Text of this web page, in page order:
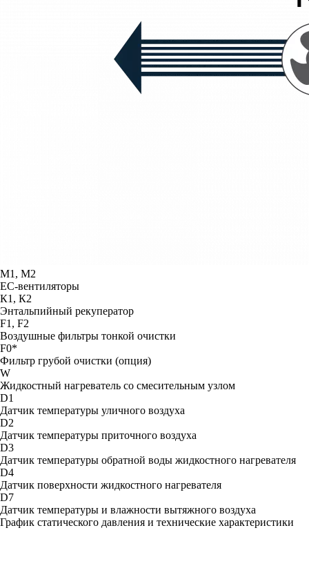
М1, М2
ЕС-вентиляторы
К1, К2
Энтальпийный рекуператор
F1, F2
Воздушные фильтры тонкой очистки
F0*
Фильтр грубой очистки (опция)
W
Жидкостный нагреватель со смесительным узлом
D1
Датчик температуры уличного воздуха
D2
Датчик температуры приточного воздуха
D3
Датчик температуры обратной воды жидкостного нагревателя
D4
Датчик поверхности жидкостного нагревателя
D7
Датчик температуры и влажности вытяжного воздуха
График статического давления и технические характеристики